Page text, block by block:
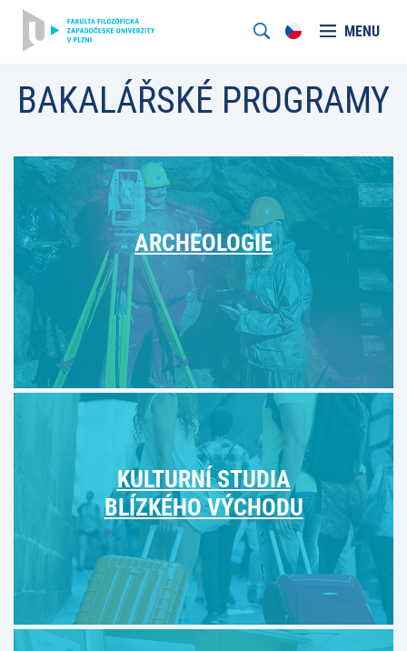
MENU
BAKALÁŘSKÉ PROGRAMY
ARCHEOLOGIE
KULTURNÍ STUDIA
BLÍZKÉHO VÝCHODU